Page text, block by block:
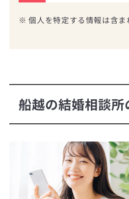
※ 個人を特定する情報は含ま
船越の結婚相談